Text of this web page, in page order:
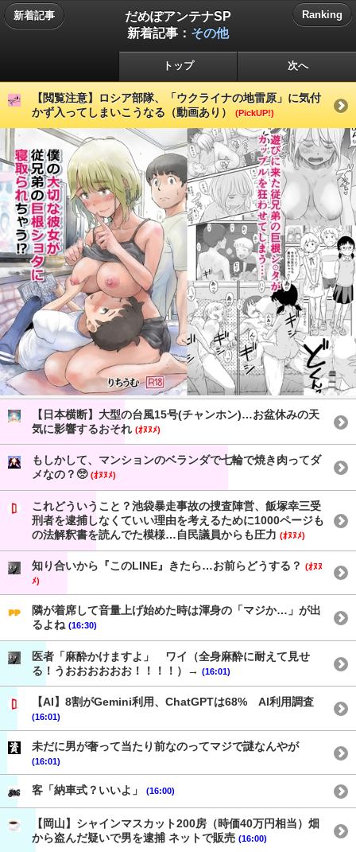
新着記事
だめぽアンテナSP
新着記事： その他
Ranking
トップ 次へ
【閲覧注意】ロシア部隊、「ウクライナの地雷原」に気付
かず入ってしまいこうなる（動画あり）
(PickUP!)
【日本横断】大型の台風15号(チャンホン)…お盆休みの天
気に影響するおそれ (ｵﾇﾇﾒ)
もしかして、マンションのベランダで七輪で焼き肉ってダ
メなの？🥺 (ｵﾇﾇﾒ)
これどういうこと？池袋暴走事故の捜査陣営、飯塚幸三受
刑者を逮捕しなくていい理由を考えるために1000ページも
の法解釈書を読んでた模様…自民議員からも圧力 (ｵﾇﾇﾒ)
知り合いから『このLINE』きたら…お前らどうする？ (ｵﾇﾇ
ﾒ)
隣が着席して音量上げ始めた時は渾身の「マジか…」が出
るよね (16:30)
医者「麻酔かけますよ」 ワイ（全身麻酔に耐えて見せ
る！うおおおおおお！！！！）→ (16:01)
【AI】8割がGemini利用、ChatGPTは68% AI利用調査
(16:01)
未だに男が奢って当たり前なのってマジで謎なんやが
(16:01)
客「納車式？いいよ」 (16:00)
【岡山】シャインマスカット200房（時価40万円相当）畑
から盗んだ疑いで男を逮捕 ネットで販売 (16:00)